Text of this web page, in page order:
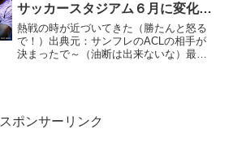
サッカースタジアム６月に変化あ
り？
熱戦の時が近づいてきた（勝たんと怒る
で！）出典元：サンフレのACLの相手が
決まったで～（油断は出来ないな）最近
スポンサーリンク